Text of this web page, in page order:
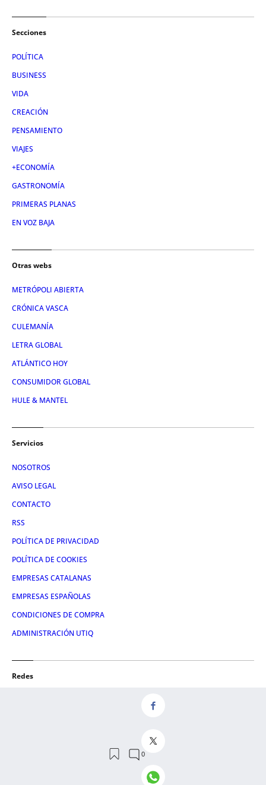
Secciones
POLÍTICA
BUSINESS
VIDA
CREACIÓN
PENSAMIENTO
VIAJES
+ECONOMÍA
GASTRONOMÍA
PRIMERAS PLANAS
EN VOZ BAJA
Otras webs
METRÓPOLI ABIERTA
CRÓNICA VASCA
CULEMANÍA
LETRA GLOBAL
ATLÁNTICO HOY
CONSUMIDOR GLOBAL
HULE & MANTEL
Servicios
NOSOTROS
AVISO LEGAL
CONTACTO
RSS
POLÍTICA DE PRIVACIDAD
POLÍTICA DE COOKIES
EMPRESAS CATALANAS
EMPRESAS ESPAÑOLAS
CONDICIONES DE COMPRA
ADMINISTRACIÓN UTIQ
Redes